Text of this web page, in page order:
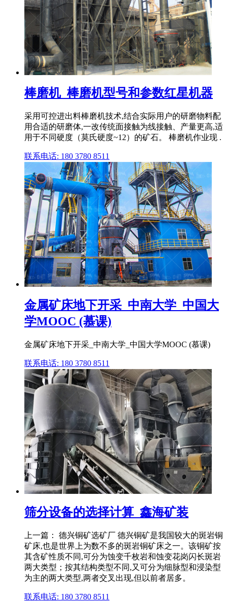
棒磨机_棒磨机型号和参数红星机器
采用可控进出料棒磨机技术,结合实际用户的研磨物料配
用合适的研磨体,一改传统面接触为线接触、产量更高,适
用于不同硬度（莫氏硬度~12）的矿石。 棒磨机作业现 .
联系电话: 180 3780 8511
金属矿床地下开采_中南大学_中国大
学MOOC (慕课)
金属矿床地下开采_中南大学_中国大学MOOC (慕课)
联系电话: 180 3780 8511
筛分设备的选择计算_鑫海矿装
上一篇： 德兴铜矿选矿厂 德兴铜矿是我国较大的斑岩铜
矿床,也是世界上为数不多的斑岩铜矿床之一。该铜矿按
其含矿性质不同,可分为蚀变千枚岩和蚀变花岗闪长斑岩
两大类型；按其结构类型不同,又可分为细脉型和浸染型
为主的两大类型,两者交叉出现,但以前者居多。
联系电话: 180 3780 8511